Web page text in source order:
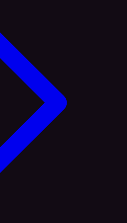
gehalten. Heidelbeer-
Möglichkeit, die wertvollen
in konzentrierter Form
[…]